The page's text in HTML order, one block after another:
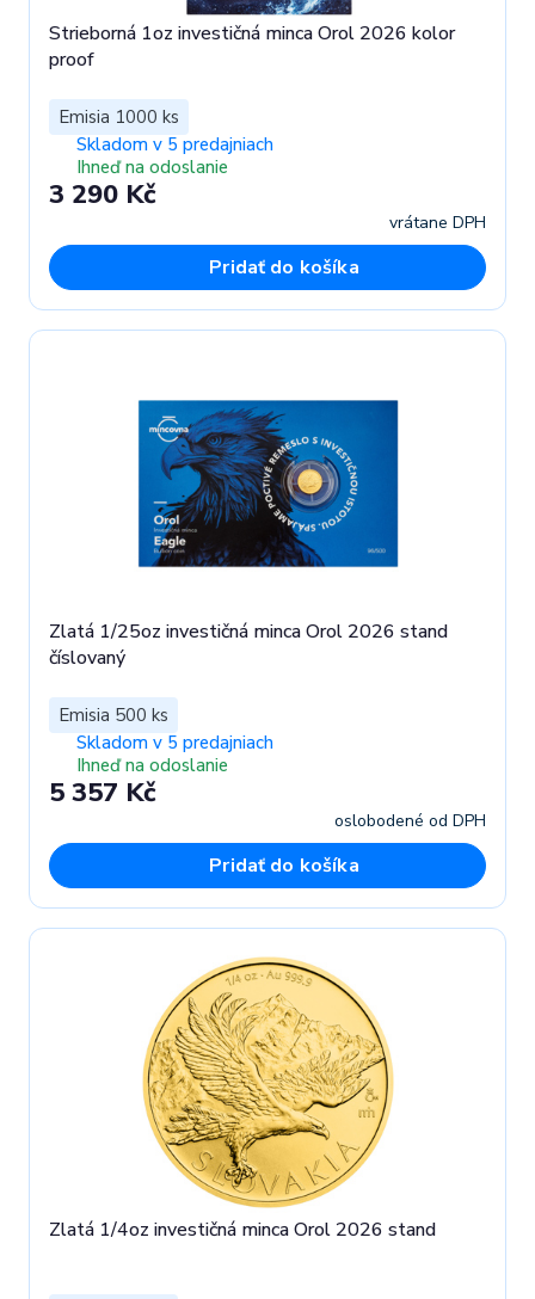
Strieborná 1oz investičná minca Orol 2026 kolor
proof
Emisia 1000 ks
Skladom v 5 predajniach
Ihneď na odoslanie
3 290 Kč
vrátane DPH
Pridať do košíka
Zlatá 1/25oz investičná minca Orol 2026 stand
číslovaný
Emisia 500 ks
Skladom v 5 predajniach
Ihneď na odoslanie
5 357 Kč
oslobodené od DPH
Pridať do košíka
Zlatá 1/4oz investičná minca Orol 2026 stand